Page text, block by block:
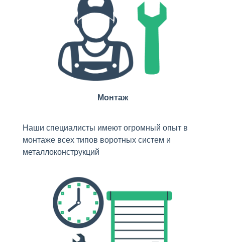
Монтаж
Наши специалисты имеют огромный опыт в
монтаже всех типов воротных систем и
металлоконструкций